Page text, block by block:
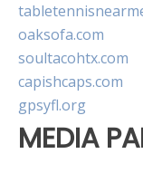
oaksofa.com
soultacohtx.com
capishcaps.com
gpsyfl.org
MEDIA